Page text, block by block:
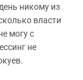
никому из
власти
могу с
не